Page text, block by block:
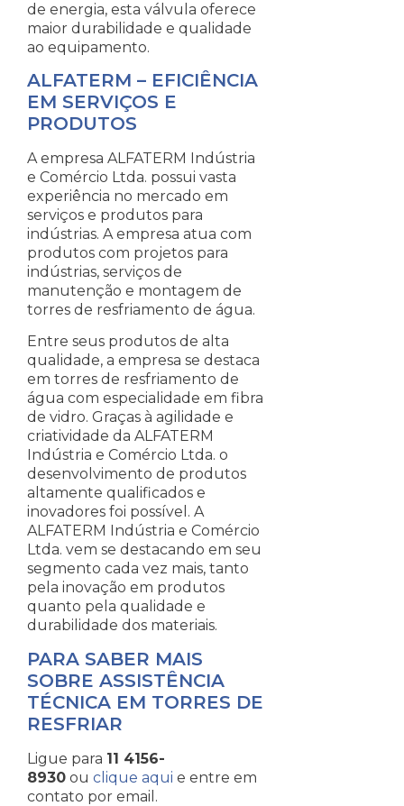
de energia, esta válvula oferece
maior durabilidade e qualidade
ao equipamento.
ALFATERM – EFICIÊNCIA
EM SERVIÇOS E
PRODUTOS
A empresa ALFATERM Indústria
e Comércio Ltda. possui vasta
experiência no mercado em
serviços e produtos para
indústrias. A empresa atua com
produtos com projetos para
indústrias, serviços de
manutenção e montagem de
torres de resfriamento de água.
Entre seus produtos de alta
qualidade, a empresa se destaca
em torres de resfriamento de
água com especialidade em fibra
de vidro. Graças à agilidade e
criatividade da ALFATERM
Indústria e Comércio Ltda. o
desenvolvimento de produtos
altamente qualificados e
inovadores foi possível. A
ALFATERM Indústria e Comércio
Ltda. vem se destacando em seu
segmento cada vez mais, tanto
pela inovação em produtos
quanto pela qualidade e
durabilidade dos materiais.
PARA SABER MAIS
SOBRE ASSISTÊNCIA
TÉCNICA EM TORRES DE
RESFRIAR
Ligue para 11 4156-
8930 ou clique aqui e entre em
contato por email.